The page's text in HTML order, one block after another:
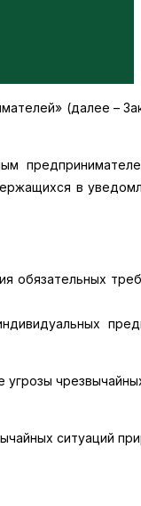
(далее –
в
обязательных
ситуаций